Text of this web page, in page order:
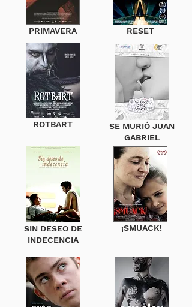
SE MURIÓ JUAN
GABRIEL
RESET
ROTBART
PRIMAVERA
SIN DESEO DE
INDECENCIA
¡SMUACK!